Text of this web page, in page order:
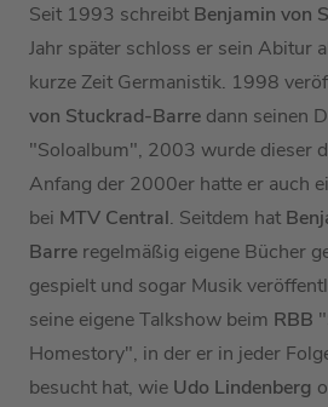
Seit 1993 schreibt Benjamin von
Jahr später schloss er sein Abitur
kurze Zeit Germanistik. 1998
von Stuckrad-Barre dann seinen
"Soloalbum", 2003 wurde dieser
Anfang der 2000er hatte er auch
bei MTV Central. Seitdem hat
Barre regelmäßig eigene Bücher
gespielt und sogar Musik
seine eigene Talkshow beim RBB
Homestory", in der er in jeder
besucht hat, wie Udo Lindenberg